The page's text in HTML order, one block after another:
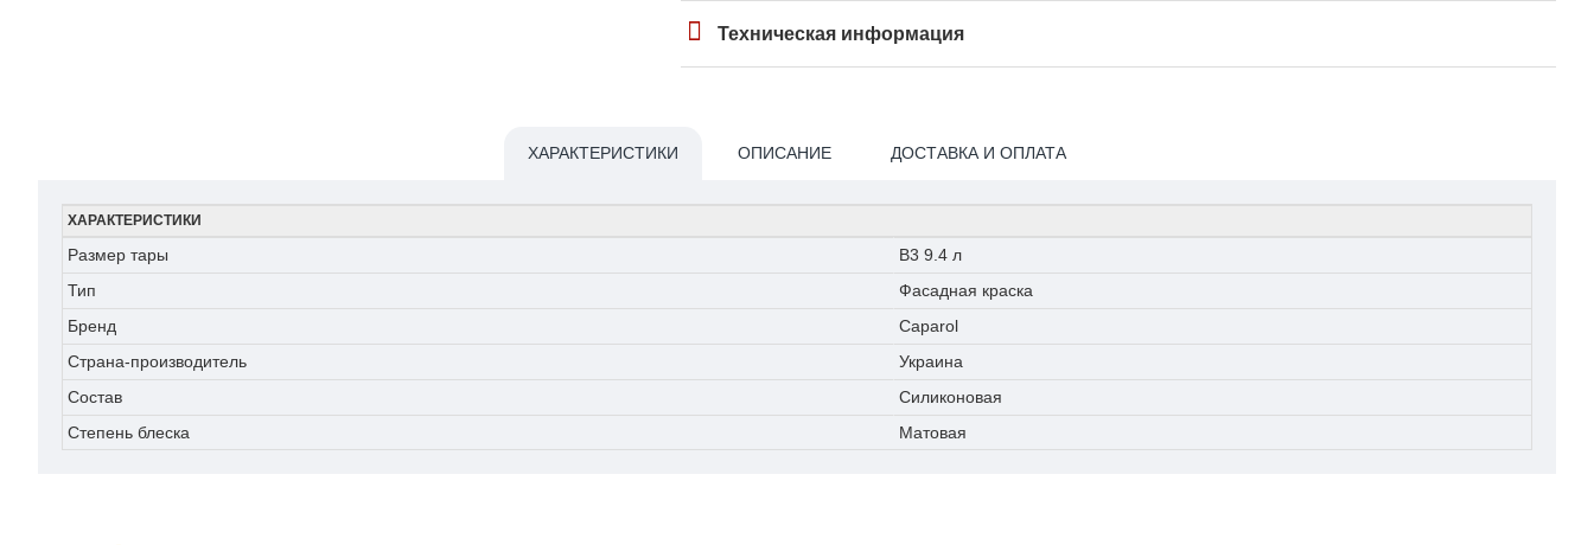
Техническая информация
ХАРАКТЕРИСТИКИ ОПИСАНИЕ ДОСТАВКА И ОПЛАТА
ХАРАКТЕРИСТИКИ
Размер тары
В3 9.4 л
Тип
Фасадная краска
Бренд
Caparol
Страна-производитель
Украина
Состав
Силиконовая
Степень блеска
Матовая